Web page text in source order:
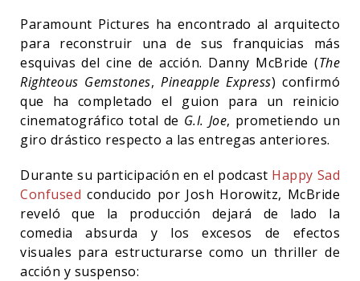
Paramount Pictures ha encontrado al arquitecto
para reconstruir una de sus franquicias más
esquivas del cine de acción. Danny McBride (The
Righteous Gemstones, Pineapple Express) confirmó
que ha completado el guion para un reinicio
cinematográfico total de G.I. Joe, prometiendo un
giro drástico respecto a las entregas anteriores.
Durante su participación en el podcast Happy Sad
Confused conducido por Josh Horowitz, McBride
reveló que la producción dejará de lado la
comedia absurda y los excesos de efectos
visuales para estructurarse como un thriller de
acción y suspenso: